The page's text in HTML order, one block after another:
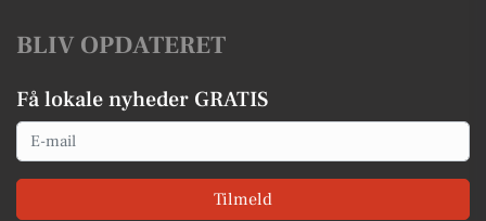
BLIV OPDATERET
Få lokale nyheder GRATIS
Email
Tilmeld